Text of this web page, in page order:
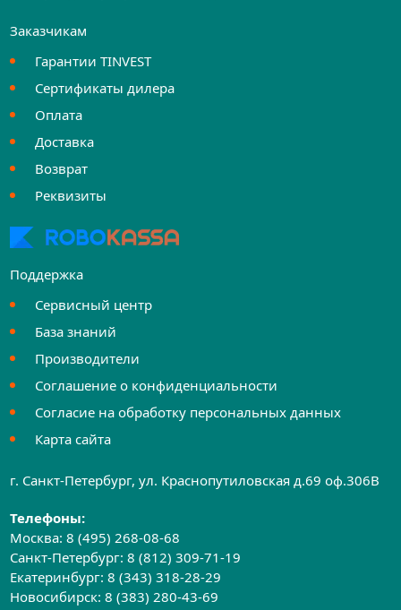
Заказчикам
Гарантии TINVEST
Сертификаты дилера
Оплата
Доставка
Возврат
Реквизиты
Поддержка
Сервисный центр
База знаний
Производители
Соглашение о конфиденциальности
Согласие на обработку персональных данных
Карта сайта
г. Санкт-Петербург, ул. Краснопутиловская д.69 оф.306B
Телефоны:
Москва:8 (495) 268-08-68
Санкт-Петербург:8 (812) 309-71-19
Екатеринбург:8 (343) 318-28-29
Новосибирск:8 (383) 280-43-69